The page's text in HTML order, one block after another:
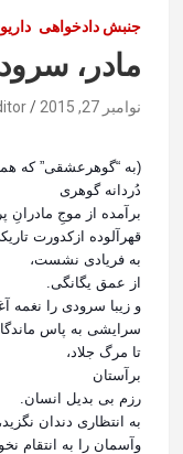
جنبش دادخواهی
مادر،
نوامبر 27, 2015
(به “گوهرعشقی” که
دُردانه گوهری
برآمده از موجِ مادرانِ
قهرآلوده ازکدورت
به فریادی نشست،
از عمق یگانگی.
و زیبا سرودی را نغمه
سرایشی به پاس
تا مرگ جلاد،
برآستان
رزم بی بدیل انسان.
به انتظاری دندان نگزید،
وآسمان را به انتقام